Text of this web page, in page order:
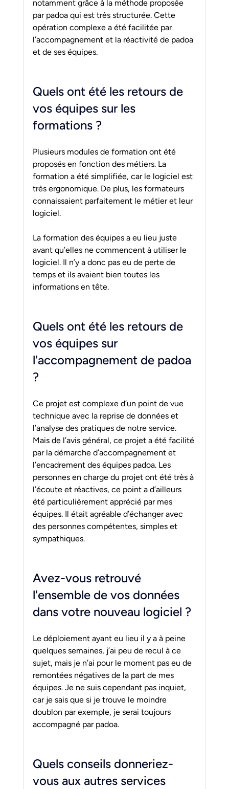
notamment grâce à la méthode proposée
par padoa qui est très structurée. Cette
opération complexe a été facilitée par
l’accompagnement et la réactivité de padoa
et de ses équipes.
Quels ont été les retours de
vos équipes sur les
formations ?
Plusieurs modules de formation ont été
proposés en fonction des métiers. La
formation a été simplifiée, car le logiciel est
très ergonomique. De plus, les formateurs
connaissaient parfaitement le métier et leur
logiciel.
La formation des équipes a eu lieu juste
avant qu’elles ne commencent à utiliser le
logiciel. Il n’y a donc pas eu de perte de
temps et ils avaient bien toutes les
informations en tête.
Quels ont été les retours de
vos équipes sur
l'accompagnement de padoa
?
Ce projet est complexe d’un point de vue
technique avec la reprise de données et
l’analyse des pratiques de notre service.
Mais de l’avis général, ce projet a été facilité
par la démarche d’accompagnement et
l’encadrement des équipes padoa. Les
personnes en charge du projet ont été très à
l’écoute et réactives, ce point a d’ailleurs
été particulièrement apprécié par mes
équipes. Il était agréable d’échanger avec
des personnes compétentes, simples et
sympathiques.
Avez-vous retrouvé
l'ensemble de vos données
dans votre nouveau logiciel ?
Le déploiement ayant eu lieu il y a à peine
quelques semaines, j’ai peu de recul à ce
sujet, mais je n’ai pour le moment pas eu de
remontées négatives de la part de mes
équipes. Je ne suis cependant pas inquiet,
car je sais que si je trouve le moindre
doublon par exemple, je serai toujours
accompagné par padoa.
Quels conseils donneriez-
vous aux autres services